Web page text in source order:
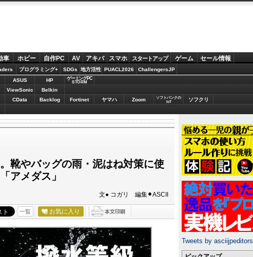
車 ホビー 自作PC AV アキバ スマホ スタートアップ ゲーム セール情報
プログラミング+ SDGs 地方活性 PUACL2026 ChallengersJP
ASUS HP ゲーミングPC
STORM
ViewSonic Belkin
CData Backlog Fortinet ヤマハ Zoom
ソフトバンクの
IoT
ソフクリ
靴やバッグの雨・泥はね対策に使
アメダス」
文● コガリ 編集⚫︎ASCII
一覧 お気に入り
Tweets by asciijpeditors